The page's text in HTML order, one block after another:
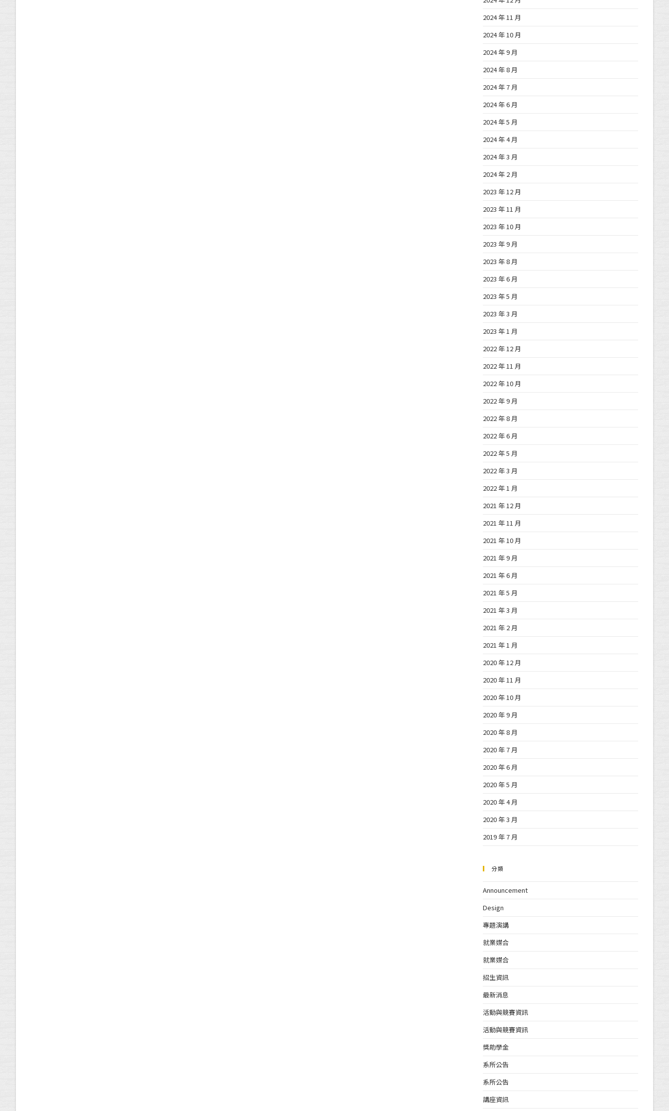
2024 年 11 月
2024 年 10 月
2024 年 9 月
2024 年 8 月
2024 年 7 月
2024 年 6 月
2024 年 5 月
2024 年 4 月
2024 年 3 月
2024 年 2 月
2023 年 12 月
2023 年 11 月
2023 年 10 月
2023 年 9 月
2023 年 8 月
2023 年 6 月
2023 年 5 月
2023 年 3 月
2023 年 1 月
2022 年 12 月
2022 年 11 月
2022 年 10 月
2022 年 9 月
2022 年 8 月
2022 年 6 月
2022 年 5 月
2022 年 3 月
2022 年 1 月
2021 年 12 月
2021 年 11 月
2021 年 10 月
2021 年 9 月
2021 年 6 月
2021 年 5 月
2021 年 3 月
2021 年 2 月
2021 年 1 月
2020 年 12 月
2020 年 11 月
2020 年 10 月
2020 年 9 月
2020 年 8 月
2020 年 7 月
2020 年 6 月
2020 年 5 月
2020 年 4 月
2020 年 3 月
2019 年 7 月
分類
Announcement
Design
專題演講
就業媒合
就業媒合
招生資訊
最新消息
活動與競賽資訊
活動與競賽資訊
獎助學金
系所公告
系所公告
講座資訊